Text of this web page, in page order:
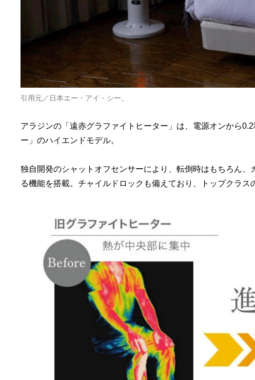
引用元／日本エー・アイ・シー。
アラジンの「遠赤グラファイトヒーター」は、電源オンから
ー」のハイエンドモデル。
独自開発のシャットオフセンサーにより、転倒時はもちろん
る機能を搭載。チャイルドロックも備えており、トップクラス